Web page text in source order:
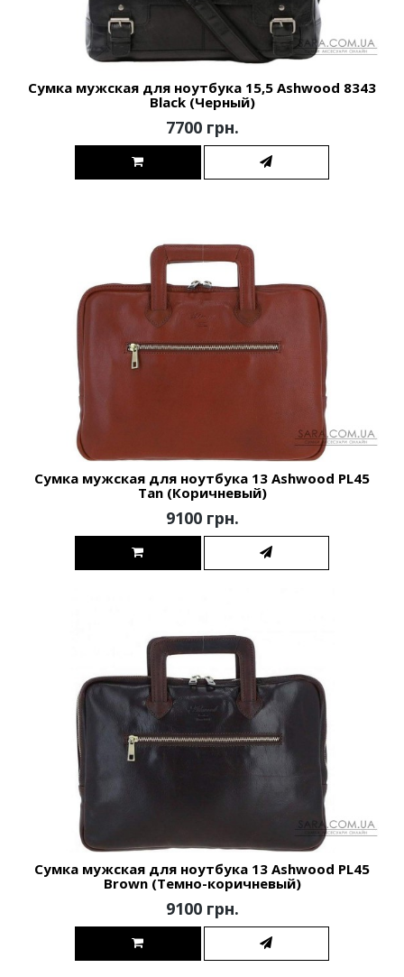
Сумка мужская для ноутбука 15,5 Ashwood 8343
Black (Черный)
7700 грн.
Сумка мужская для ноутбука 13 Ashwood PL45
Tan (Коричневый)
9100 грн.
Сумка мужская для ноутбука 13 Ashwood PL45
Brown (Темно-коричневый)
9100 грн.